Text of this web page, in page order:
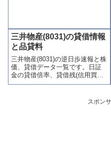
三井物産(8031)の貸借情報
と品貸料
三井物産(8031)の逆日歩速報と株
価、貸借データ一覧です。日証
金の貸借倍率、貸借残(信用買
残、信用売残)、品貸料(逆日
喚起・申込停止)など、空売り関
連情報を集計し、図解でわかり
スポン